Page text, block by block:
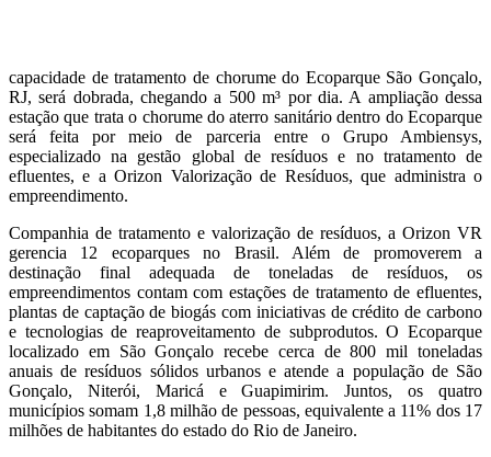
capacidade de tratamento de chorume do Ecoparque São Gonçalo,
RJ, será dobrada, chegando a 500 m³ por dia. A ampliação dessa
estação que trata o chorume do aterro sanitário dentro do Ecoparque
será feita por meio de parceria entre o Grupo Ambiensys,
especializado na gestão global de resíduos e no tratamento de
efluentes, e a Orizon Valorização de Resíduos, que administra o
empreendimento.
Companhia de tratamento e valorização de resíduos, a Orizon VR
gerencia 12 ecoparques no Brasil. Além de promoverem a
destinação final adequada de toneladas de resíduos, os
empreendimentos contam com estações de tratamento de efluentes,
plantas de captação de biogás com iniciativas de crédito de carbono
e tecnologias de reaproveitamento de subprodutos. O Ecoparque
localizado em São Gonçalo recebe cerca de 800 mil toneladas
anuais de resíduos sólidos urbanos e atende a população de São
Gonçalo, Niterói, Maricá e Guapimirim. Juntos, os quatro
municípios somam 1,8 milhão de pessoas, equivalente a 11% dos 17
milhões de habitantes do estado do Rio de Janeiro.